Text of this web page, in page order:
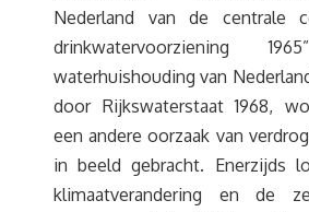
Nederland van de centrale
drinkwatervoorziening
waterhuishouding van
door Rijkswaterstaat 1968,
een andere oorzaak van
in beeld gebracht. Enerzijds
klimaatverandering en de